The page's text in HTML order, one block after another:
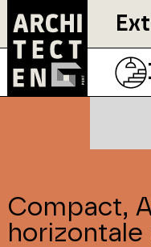
Compact,
horizontale